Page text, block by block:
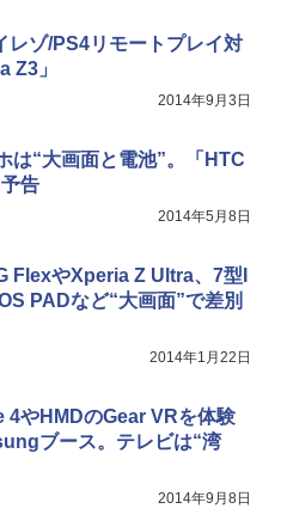
レゾ/PS4リモートプレイ対
Z3」
2014年9月3日
は“大画面と電池”。「HTC
告
2014年5月8日
FlexやXperia Z Ultra、7型I
PADなど“大画面”で差別
2014年1月22日
4やHMDのGear VRを体験
ブース。テレビは“湾
2014年9月8日